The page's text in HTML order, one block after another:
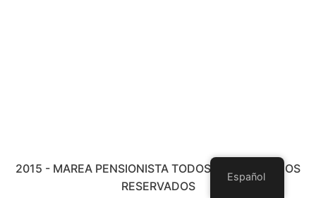
2015 - MAREA PENSIONISTA TODOS LOS DERECHOS
RESERVADOS
Español